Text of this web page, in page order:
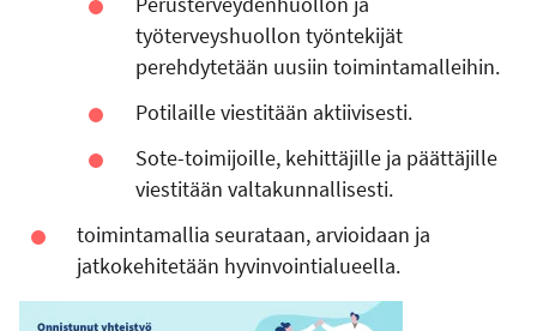
työterveyshuollon työntekijät
perehdytetään uusiin toimintamalleihin.
Potilaille viestitään aktiivisesti.
Sote-toimijoille, kehittäjille ja päättäjille
viestitään valtakunnallisesti.
toimintamallia seurataan, arvioidaan ja
jatkokehitetään hyvinvointialueella.